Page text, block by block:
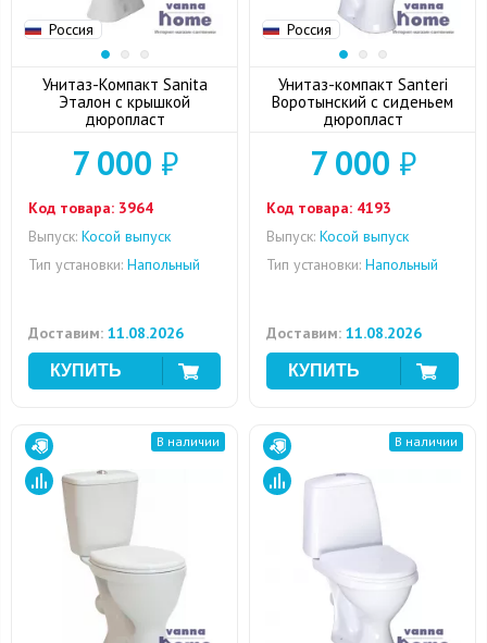
Россия
Унитаз-Компакт Sanita
Эталон с крышкой
дюропласт
7 000 ₽
Код товара: 3964
Выпуск: Косой выпуск
Тип установки: Напольный
Доставим: 11.08.2026
Россия
Унитаз-компакт Santeri
Воротынский с сиденьем
дюропласт
7 000 ₽
Код товара: 4193
Выпуск: Косой выпуск
Тип установки: Напольный
Доставим: 11.08.2026
В наличии В наличии